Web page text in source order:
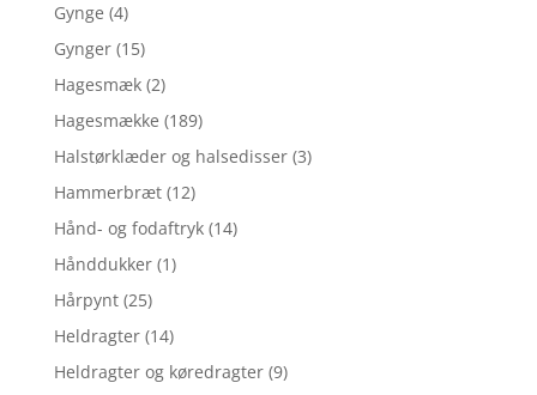
Gynge (4)
Gynger (15)
Hagesmæk (2)
Hagesmække (189)
Halstørklæder og halsedisser (3)
Hammerbræt (12)
Hånd- og fodaftryk (14)
Hånddukker (1)
Hårpynt (25)
Heldragter (14)
Heldragter og køredragter (9)